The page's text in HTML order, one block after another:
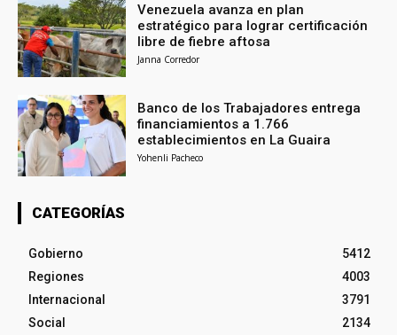
Venezuela avanza en plan
estratégico para lograr certificación
libre de fiebre aftosa
Janna Corredor
Banco de los Trabajadores entrega
financiamientos a 1.766
establecimientos en La Guaira
Yohenli Pacheco
CATEGORÍAS
Gobierno
5412
Regiones
4003
Internacional
3791
Social
2134